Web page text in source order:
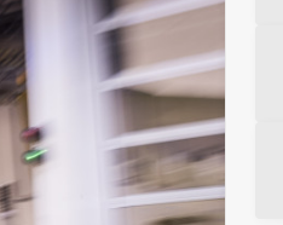
Klein
Kopieer link